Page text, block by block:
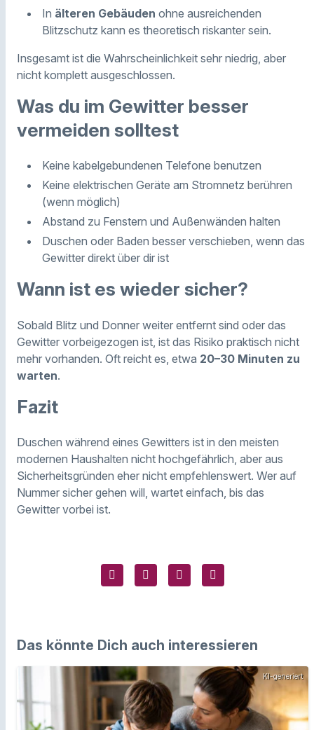
In älteren Gebäuden ohne ausreichenden
Blitzschutz kann es theoretisch riskanter sein.
Insgesamt ist die Wahrscheinlichkeit sehr niedrig, aber
nicht komplett ausgeschlossen.
Was du im Gewitter besser
vermeiden solltest
Keine kabelgebundenen Telefone benutzen
Keine elektrischen Geräte am Stromnetz berühren
(wenn möglich)
Abstand zu Fenstern und Außenwänden halten
Duschen oder Baden besser verschieben, wenn das
Gewitter direkt über dir ist
Wann ist es wieder sicher?
Sobald Blitz und Donner weiter entfernt sind oder das
Gewitter vorbeigezogen ist, ist das Risiko praktisch nicht
mehr vorhanden. Oft reicht es, etwa 20–30 Minuten zu
warten.
Fazit
Duschen während eines Gewitters ist in den meisten
modernen Haushalten nicht hochgefährlich, aber aus
Sicherheitsgründen eher nicht empfehlenswert. Wer auf
Nummer sicher gehen will, wartet einfach, bis das
Gewitter vorbei ist.
Das könnte Dich auch interessieren
KI-generiert